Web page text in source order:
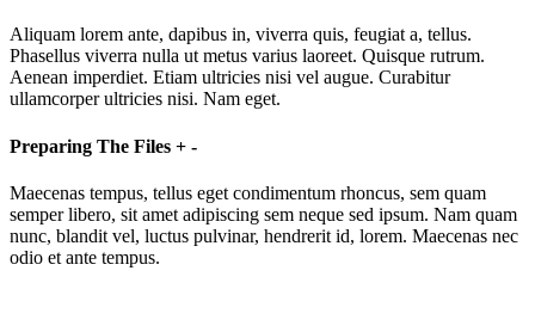
Aliquam lorem ante, dapibus in, viverra quis, feugiat a, tellus.
Phasellus viverra nulla ut metus varius laoreet. Quisque rutrum.
Aenean imperdiet. Etiam ultricies nisi vel augue. Curabitur
ullamcorper ultricies nisi. Nam eget.
Preparing The Files + -
Maecenas tempus, tellus eget condimentum rhoncus, sem quam
semper libero, sit amet adipiscing sem neque sed ipsum. Nam quam
nunc, blandit vel, luctus pulvinar, hendrerit id, lorem. Maecenas nec
odio et ante tempus.